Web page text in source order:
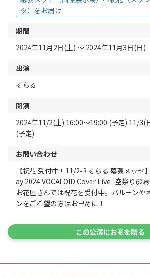
タ）をお届け
期間
2024年11月2日(土) 〜 2024年11月3日(日)
出演
そらる
開演
2024年11/2(土) 16:00～19:00 (予定) 11/3(
(予定)
お問い合わせ
【祝花 受付中！11/2-3 そらる 幕張メッセ
ay 2024 VOCALOID Cover Live -空祭り@
お花屋さんでは祝花を受付中。バルーンや
ンをご希望の方はお早めに！
この公演にお花を贈る